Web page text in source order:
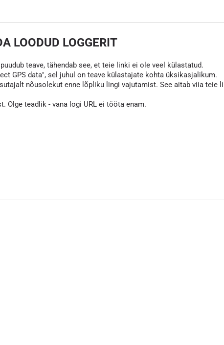
LOODUD LOGGERIT
teave, tähendab see, et teie linki ei ole veel külastatud.
GPS data", sel juhul on teave külastajate kohta üksikasjalikum.
nõusolekut enne lõpliku lingi vajutamist. See aitab viia teie
Olge teadlik - vana logi URL ei tööta enam.